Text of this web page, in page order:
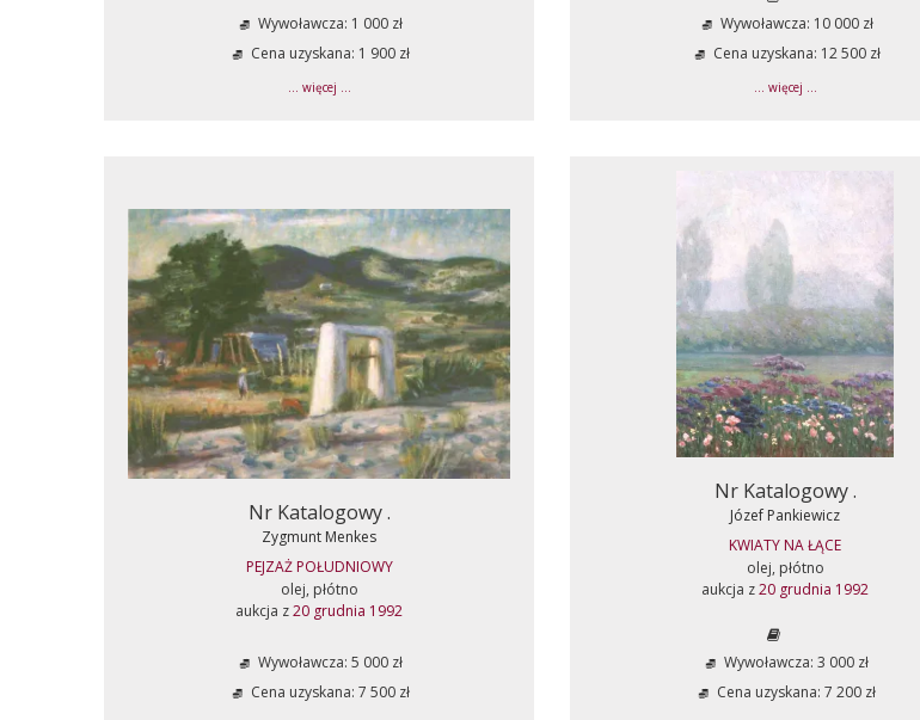
Wywoławcza: 1 000 zł
Cena uzyskana: 1 900 zł
... więcej ...
Wywoławcza: 10 000 zł
Cena uzyskana: 12 500 zł
... więcej ...
Nr Katalogowy .
Zygmunt Menkes
PEJZAŻ POŁUDNIOWY
olej, płótno
aukcja z20 grudnia 1992
Wywoławcza: 5 000 zł
Cena uzyskana: 7 500 zł
Nr Katalogowy .
Józef Pankiewicz
KWIATY NA ŁĄCE
olej, płótno
aukcja z20 grudnia 1992
Wywoławcza: 3 000 zł
Cena uzyskana: 7 200 zł